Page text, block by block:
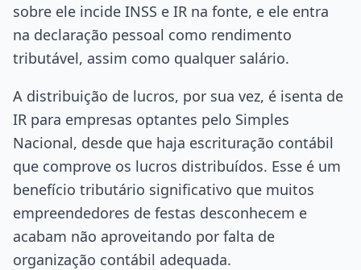
sobre ele incide INSS e IR na fonte, e ele entra
na declaração pessoal como rendimento
tributável, assim como qualquer salário.
A distribuição de lucros, por sua vez, é isenta de
IR para empresas optantes pelo Simples
Nacional, desde que haja escrituração contábil
que comprove os lucros distribuídos. Esse é um
benefício tributário significativo que muitos
empreendedores de festas desconhecem e
acabam não aproveitando por falta de
organização contábil adequada.